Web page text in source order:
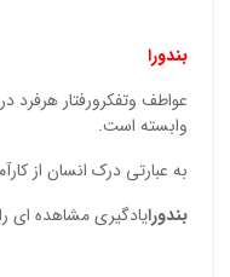
بندورا
عواطف وتفکرورفتار
وابسته است.
به عبارتی درک انسان از
بندورایادگیری مشاهده ای